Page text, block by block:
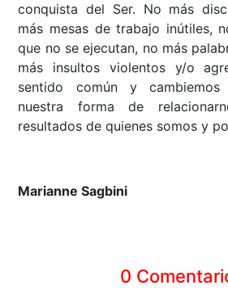
conquista del Ser. No más
más mesas de trabajo inútiles,
que no se ejecutan, no más
más insultos violentos y/o
sentido común y cambiemos
nuestra forma de
resultados de quienes somos y
Marianne Sagbini
0